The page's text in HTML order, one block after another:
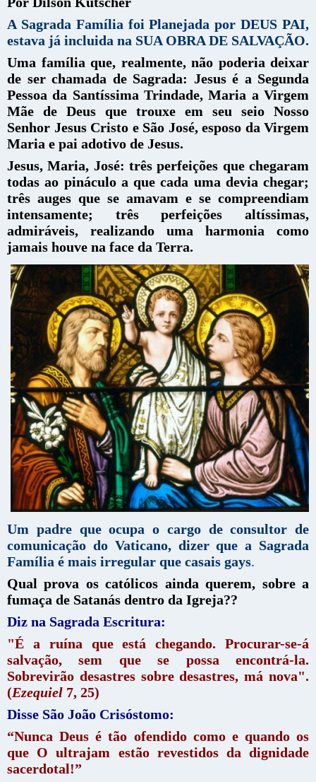
A Sagrada Família foi Planejada por DEUS PAI,
estava já incluida na SUA OBRA DE SALVAÇÃO.
Uma família que, realmente, não poderia deixar
de ser chamada de Sagrada: Jesus é a Segunda
Pessoa da Santíssima Trindade, Maria a Virgem
Mãe de Deus que trouxe em seu seio Nosso
Senhor Jesus Cristo e São José, esposo da Virgem
Maria e pai adotivo de Jesus.
Jesus, Maria, José: três perfeições que chegaram
todas ao pináculo a que cada uma devia chegar;
três auges que se amavam e se compreendiam
intensamente; três perfeições altíssimas,
admiráveis, realizando uma harmonia como
jamais houve na face da Terra.
Um padre que ocupa o cargo de consultor de
comunicação do Vaticano, dizer que a Sagrada
Família é mais irregular que casais gays.
Qual prova os católicos ainda querem, sobre a
fumaça de Satanás dentro da Igreja??
Diz na Sagrada Escritura:
"É a ruína que está chegando. Procurar-se-á
salvação, sem que se possa encontrá-la.
Sobrevirão desastres sobre desastres, má nova".
(Ezequiel 7, 25)
Disse São João Crisóstomo:
“Nunca Deus é tão ofendido como e quando os
que O ultrajam estão revestidos da dignidade
sacerdotal!”